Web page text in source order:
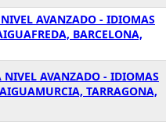
AVANZADO - IDIOMAS
BARCELONA,
NIVEL AVANZADO - IDIOMAS
TARRAGONA,